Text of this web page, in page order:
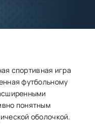
спортивная игра
футбольному
понятным
оболочкой.